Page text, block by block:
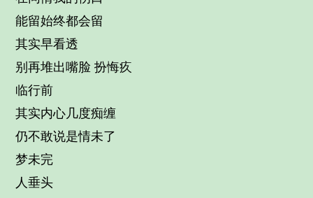
能留始终都会留
其实早看透
别再堆出嘴脸 扮悔疚
临行前
其实内心几度痴缠
仍不敢说是情未了
梦未完
人垂头